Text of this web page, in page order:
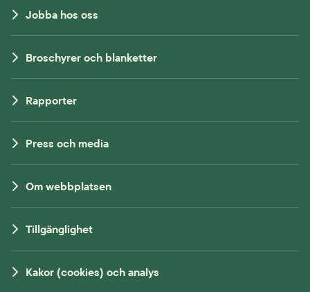
Jobba hos oss
Broschyrer och blanketter
Rapporter
Press och media
Om webbplatsen
Tillgänglighet
Kakor (cookies) och analys